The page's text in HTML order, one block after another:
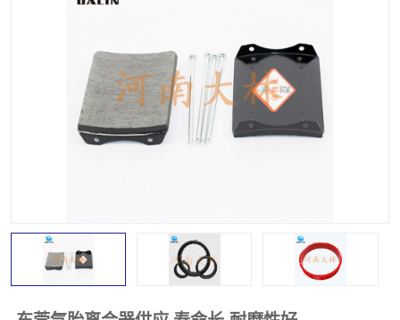
PO隔膜离合器
泥浆泵空气包胶囊 气动元件
DY隔膜式离合器 CB离合器
KB离合器 实芯轮胎